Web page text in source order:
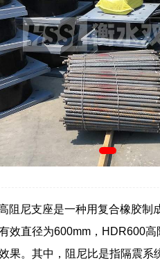
阻尼支座是一种用复合橡胶
效直径为600mm，HDR600
果。其中，阻尼比是指隔震